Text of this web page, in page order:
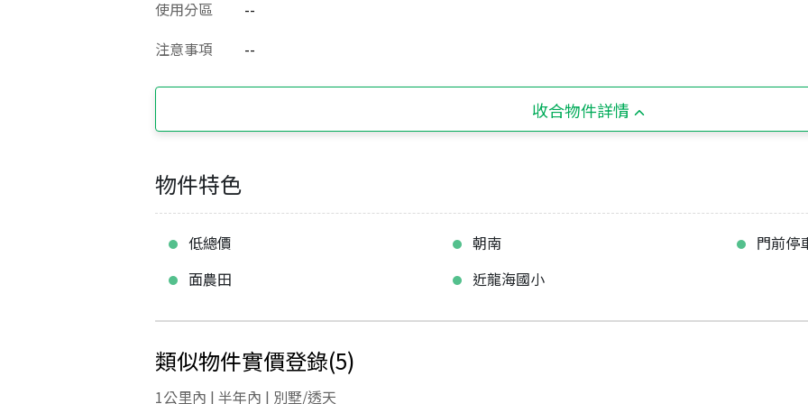
使用分區
--
注意事項
--
收合物件詳情
物件特色
低總價 朝南
門前停
面農田
近龍海國小
類似物件實價登錄(5)
1公里內 | 半年內 | 別墅/透天